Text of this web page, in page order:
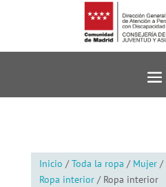
Inicio /Toda la ropa / Mujer/
Ropa interior/ Ropa interior